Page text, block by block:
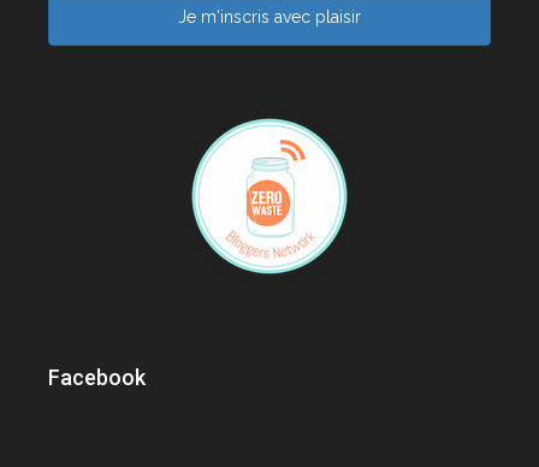
Je m'inscris avec plaisir
Facebook